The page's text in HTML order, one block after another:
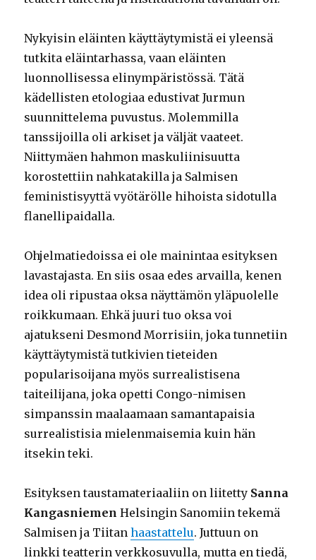
Nykyisin eläinten käyttäytymistä ei yleensä
tutkita eläintarhassa, vaan eläinten
luonnollisessa elinympäristössä. Tätä
kädellisten etologiaa edustivat Jurmun
suunnittelema puvustus. Molemmilla
tanssijoilla oli arkiset ja väljät vaateet.
Niittymäen hahmon maskuliinisuutta
korostettiin nahkatakilla ja Salmisen
feministisyyttä vyötärölle hihoista sidotulla
flanellipaidalla.
Ohjelmatiedoissa ei ole mainintaa esityksen
lavastajasta. En siis osaa edes arvailla, kenen
idea oli ripustaa oksa näyttämön yläpuolelle
roikkumaan. Ehkä juuri tuo oksa voi
ajatukseni Desmond Morrisiin, joka tunnetiin
käyttäytymistä tutkivien tieteiden
popularisoijana myös surrealistisena
taiteilijana, joka opetti Congo-nimisen
simpanssin maalaamaan samantapaisia
surrealistisia mielenmaisemia kuin hän
itsekin teki.
Esityksen taustamateriaaliin on liitetty Sanna
Kangasniemen Helsingin Sanomiin tekemä
Salmisen ja Tiitanhaastattelu. Juttuun on
linkki teatterin verkkosuvulla, mutta en tiedä,